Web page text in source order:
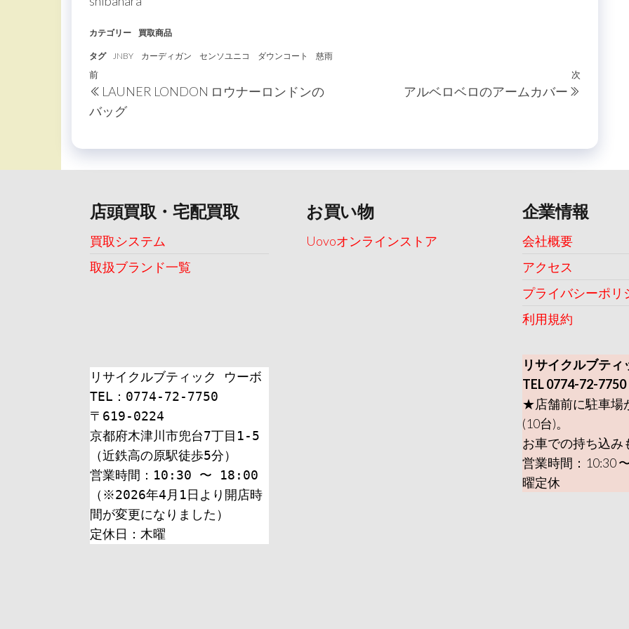
カテゴリー 買取商品
タグ JNBY カーディガン センソユニコ ダウンコート 慈雨
投
稿
ナ
ビ
ゲ
シ
ョ
ン
過
去
の
前
LAUNER LONDON ロウナーロンドンの
バッグ
次
次
アルベロベロのアームカバー
店頭買取・宅配買取
買取システム
取扱ブランド一覧
お買い物
Uovoオンラインストア
企業情報
会社概要
アクセス
プライバシーポリ
利用規約
リサイクルブティック ウーボ
TEL：0774-72-7750
〒619-0224
京都府木津川市兜台7丁目1-5
（近鉄高の原駅徒歩5分）
営業時間：10:30 〜 18:00
（※2026年4月1日より開店時
間が変更になりました）
定休日：木曜
リサイクルブティ
TEL 0774-72-7750
★店舗前に駐車場
(10台)。
お車での持ち込み
営業時間：10:30
曜定休